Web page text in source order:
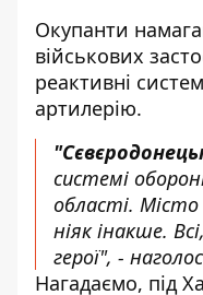
Окупанти
військових
реактивні
артилерію.
системі
області.
ніяк інакше.
герої", -
Нагадаємо, під